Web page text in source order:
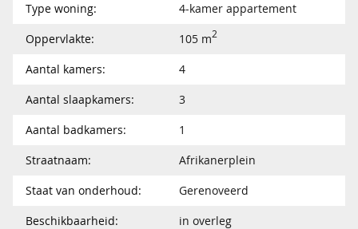
Type woning:
4-kamer appartement
Oppervlakte:
105 m2
Aantal kamers:
4
Aantal slaapkamers:
3
Aantal badkamers:
1
Straatnaam:
Afrikanerplein
Staat van onderhoud:
Gerenoveerd
Beschikbaarheid:
in overleg